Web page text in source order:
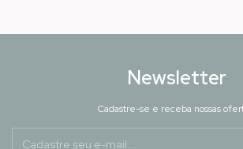
Newsletter
Cadastre-se e receba nossas